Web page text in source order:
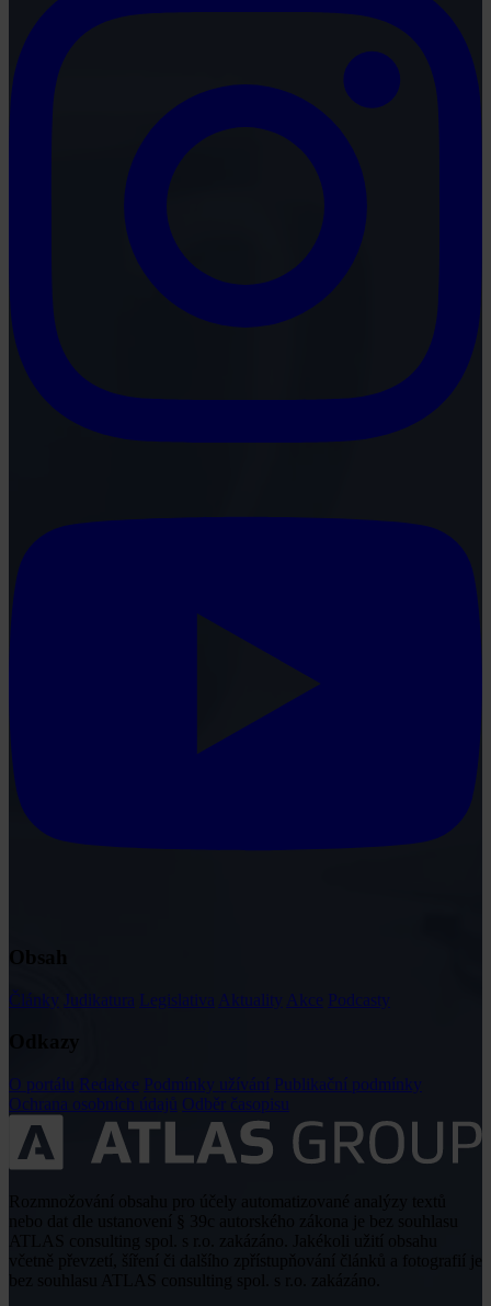
Články Judikatura Legislativa Aktuality Akce Podcasty
O portálu Redakce Podmínky užívání Publikační podmínky
Ochrana osobních údajů Odběr časopisu
včetně převzetí, šíření či dalšího zpřístupňování článků a fotografií je